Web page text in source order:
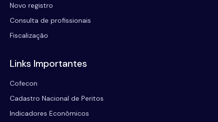
Novo registro
Consulta de profissionais
Fiscalização
Links Importantes
Cofecon
Cadastro Nacional de Peritos
Indicadores Econômicos